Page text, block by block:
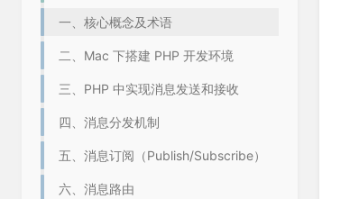
一、核心概念及术语
二、Mac 下搭建 PHP 开发环境
三、PHP 中实现消息发送和接收
四、消息分发机制
五、消息订阅（Publish/Subscribe）
六、消息路由